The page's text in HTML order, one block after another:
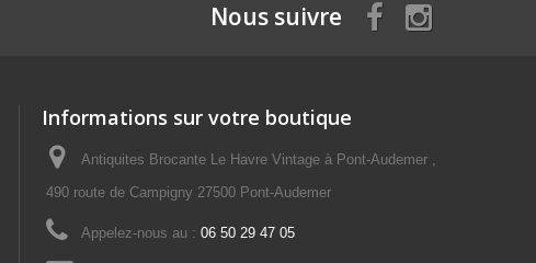
Nous suivre
Informations sur votre boutique
Antiquites Brocante Le Havre Vintage à Pont-Audemer ,
490 route de Campigny 27500 Pont-Audemer
Appelez-nous au : 06 50 29 47 05